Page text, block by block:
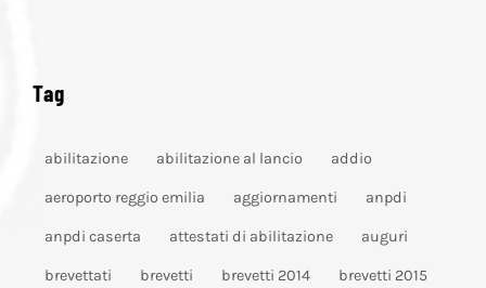
Tag
abilitazione abilitazione al lancio addio
aeroporto reggio emilia aggiornamenti anpdi
anpdi caserta attestati di abilitazione auguri
brevettati brevetti brevetti 2014 brevetti 2015